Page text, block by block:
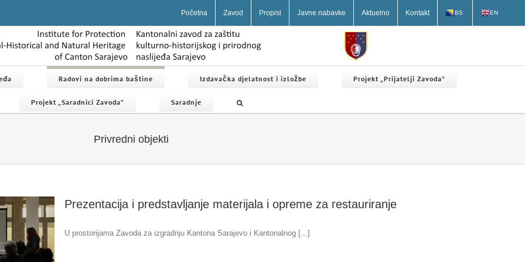
Početna Zavod Propisi Javne nabavke Aktuelno Kontakt BS EN
Radovi na dobrima baštine Izdavačka djelatnost i izložbe Projekt „Prijatelji Zavoda”
Projekt „Saradnici Zavoda” Saradnje
Privredni objekti
Prezentacija i predstavljanje materijala i opreme za restauriranje
U prostorijama Zavoda za izgradnju Kantona Sarajevo i Kantonalnog [...]